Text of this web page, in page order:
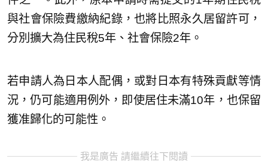
與社會保險費繳納紀錄，也將比照永久居留許可，
分別擴大為住民稅5年、社會保險2年。
若申請人為日本人配偶，或對日本有特殊貢獻等情
況，仍可能適用例外，即使居住未滿10年，也保留
獲准歸化的可能性。
我是廣告 請繼續往下閱讀